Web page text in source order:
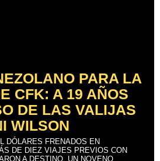
PARA LA
CFK: A 19 AÑOS
DE LAS VALIJAS
WILSON
DÓLARES FRENADOS EN
DE DIEZ VIAJES PREVIOS CON
A DESTINO, UN NOVENO